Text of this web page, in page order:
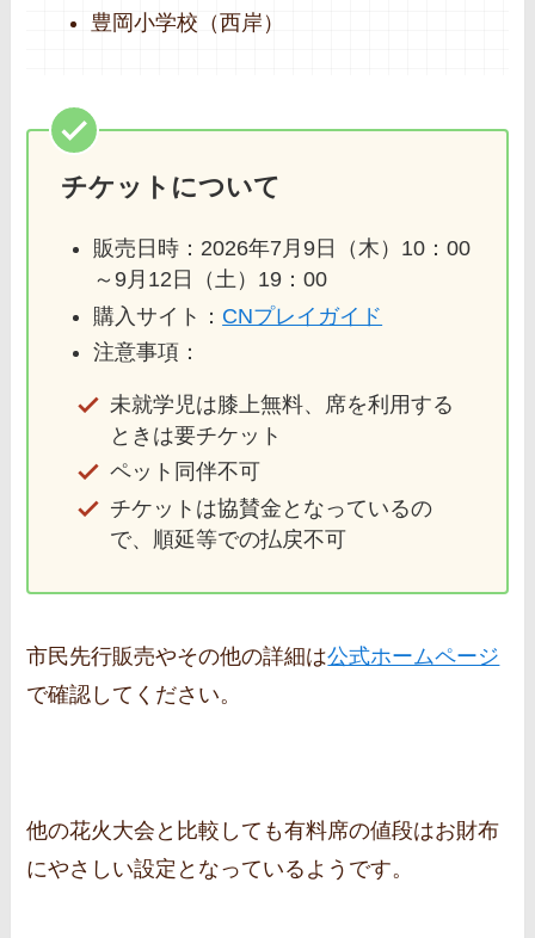
豊岡小学校（西岸）
チケットについて
販売日時：2026年7月9日（木）10：00
～9月12日（土）19：00
購入サイト： CNプレイガイド
注意事項：
未就学児は膝上無料、席を利用する
ときは要チケット
ペット同伴不可
チケットは協賛金となっているの
で、順延等での払戻不可
市民先行販売やその他の詳細は公式ホームページ
で確認してください。
他の花火大会と比較しても有料席の値段はお財布
にやさしい設定となっているようです。